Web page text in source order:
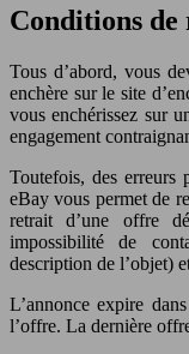
Conditions
Tous d’abord, vous
enchère sur le site
vous enchérissez sur
engagement
Toutefois, des erreurs
eBay vous permet de
retrait d’une offre
impossibilité de
description de l’objet)
L’annonce expire
l’offre. La dernière